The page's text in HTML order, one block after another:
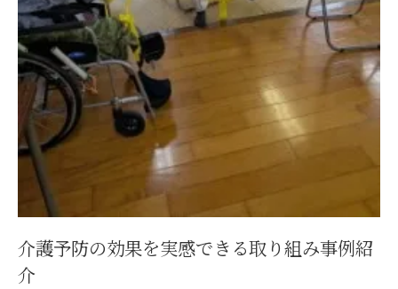
介護予防の効果を実感できる取り組み事例紹
介